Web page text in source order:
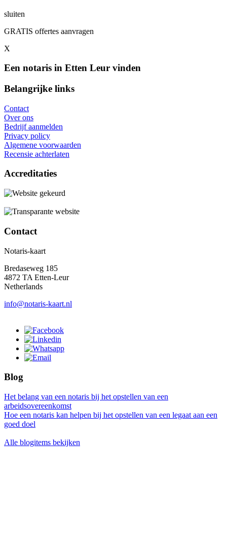
sluiten
GRATIS offertes aanvragen
X
Een notaris in Etten Leur vinden
Belangrijke links
Contact
Over ons
Bedrijf aanmelden
Privacy policy
Algemene voorwaarden
Recensie achterlaten
Accreditaties
Contact
Notaris-kaart
Bredaseweg 185
4872 TA Etten-Leur
Netherlands
info@notaris-kaart.nl
Blog
Het belang van een notaris bij het opstellen van een
arbeidsovereenkomst
Hoe een notaris kan helpen bij het opstellen van een legaat aan een
goed doel
Alle blogitems bekijken